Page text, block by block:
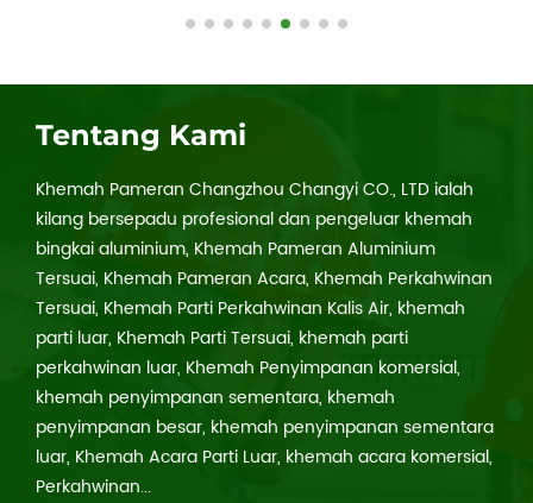
Tentang Kami
Khemah Pameran Changzhou Changyi CO., LTD ialah
kilang bersepadu profesional dan pengeluar khemah
bingkai aluminium, Khemah Pameran Aluminium
Tersuai, Khemah Pameran Acara, Khemah Perkahwinan
Tersuai, Khemah Parti Perkahwinan Kalis Air, khemah
parti luar, Khemah Parti Tersuai, khemah parti
perkahwinan luar, Khemah Penyimpanan komersial,
khemah penyimpanan sementara, khemah
penyimpanan besar, khemah penyimpanan sementara
luar, Khemah Acara Parti Luar, khemah acara komersial,
Perkahwinan...